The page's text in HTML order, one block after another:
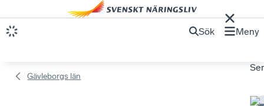
Sök Meny
Gävleborgs län